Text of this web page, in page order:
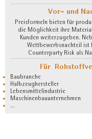
Vor- und
Preisformeln bieten für
die Möglichkeit ihre
Kunden weiterzugeben.
Wettbewerbsnachteil ist
Counterparty Risk als
Für
Baubranche
Halbzeughersteller
Lebensmittelindustrie
Maschinenbauunternehmen
...